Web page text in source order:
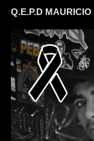
Q.E.P.D